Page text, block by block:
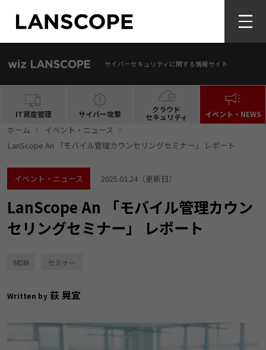
サイバーセキュリティに関する情報サイト
IT資産管理 サイバー攻撃 クラウド
セキュリティ イベント・NEWS
ホーム
イベント・ニュース
LanScope An 「モバイル管理カウンセリングセミナー」 レポート
イベント・ニュース 2025.01.24（更新日）
LanScope An 「モバイル管理カウン
セリングセミナー」 レポート
MDM セミナー
Written by荻 晃宜